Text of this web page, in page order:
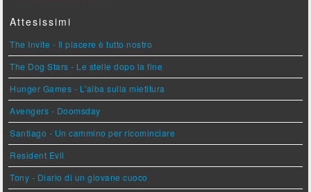
Attesissimi
The Invite - Il piacere è tutto nostro
The Dog Stars - Le stelle dopo la fine
Hunger Games - L'alba sulla mietitura
Avengers - Doomsday
Santiago - Un cammino per ricominciare
Resident Evil
Tony - Diario di un giovane cuoco